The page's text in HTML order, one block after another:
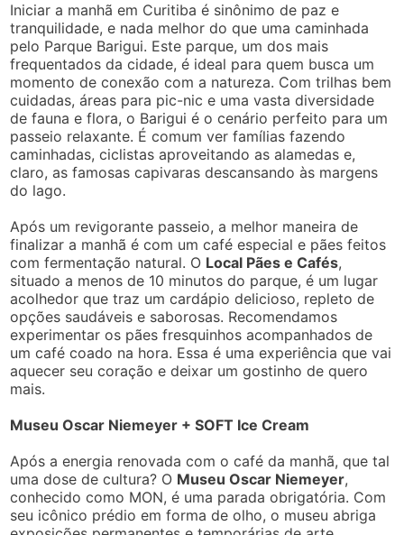
Iniciar a manhã em Curitiba é sinônimo de paz e
tranquilidade, e nada melhor do que uma caminhada
pelo Parque Barigui. Este parque, um dos mais
frequentados da cidade, é ideal para quem busca um
momento de conexão com a natureza. Com trilhas bem
cuidadas, áreas para pic-nic e uma vasta diversidade
de fauna e flora, o Barigui é o cenário perfeito para um
passeio relaxante. É comum ver famílias fazendo
caminhadas, ciclistas aproveitando as alamedas e,
claro, as famosas capivaras descansando às margens
do lago.
Após um revigorante passeio, a melhor maneira de
finalizar a manhã é com um café especial e pães feitos
com fermentação natural. O Local Pães e Cafés,
situado a menos de 10 minutos do parque, é um lugar
acolhedor que traz um cardápio delicioso, repleto de
opções saudáveis e saborosas. Recomendamos
experimentar os pães fresquinhos acompanhados de
um café coado na hora. Essa é uma experiência que vai
aquecer seu coração e deixar um gostinho de quero
mais.
Museu Oscar Niemeyer + SOFT Ice Cream
Após a energia renovada com o café da manhã, que tal
uma dose de cultura? O Museu Oscar Niemeyer,
conhecido como MON, é uma parada obrigatória. Com
seu icônico prédio em forma de olho, o museu abriga